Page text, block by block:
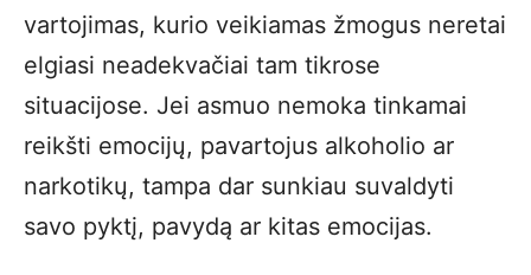
vartojimas, kurio veikiamas žmogus neretai
elgiasi neadekvačiai tam tikrose
situacijose. Jei asmuo nemoka tinkamai
reikšti emocijų, pavartojus alkoholio ar
narkotikų, tampa dar sunkiau suvaldyti
savo pyktį, pavydą ar kitas emocijas.